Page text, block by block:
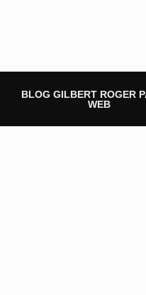
BLOG GILBERT ROGER
WEB